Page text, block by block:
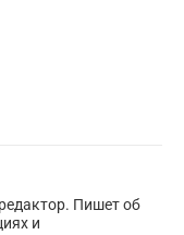
Пишет об
и